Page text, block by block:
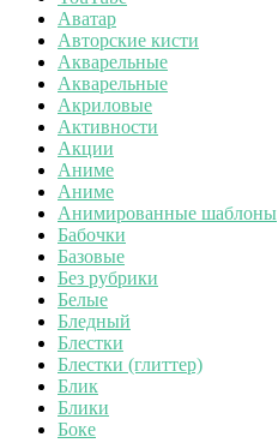
Аватар
Авторские кисти
Акварельные
Акварельные
Акриловые
Активности
Акции
Аниме
Аниме
Анимированные шаблоны
Бабочки
Базовые
Без рубрики
Белые
Бледный
Блестки
Блестки (глиттер)
Блик
Блики
Боке